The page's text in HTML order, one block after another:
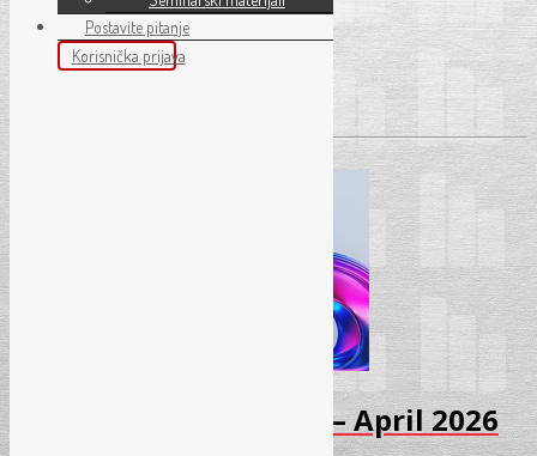
Škola – Javne nabavke – April 2026
Postavite pitanje
Korisnička prijava